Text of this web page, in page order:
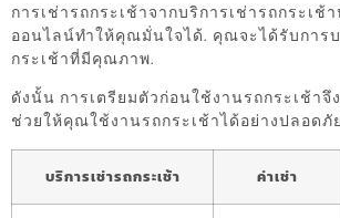
การเช่ารถกระเช้าจากบริการเช่ารถกระเช้
ออนไลน์ทำให้คุณมั่นใจได้. คุณจะได้รับการ
กระเช้าที่มีคุณภาพ.
ดังนั้น การเตรียมตัวก่อนใช้งานรถกระเช้าจึ
ช่วยให้คุณใช้งานรถกระเช้าได้อย่างปลอดภั
บริการเช่ารถกระเช้า ค่าเช่า